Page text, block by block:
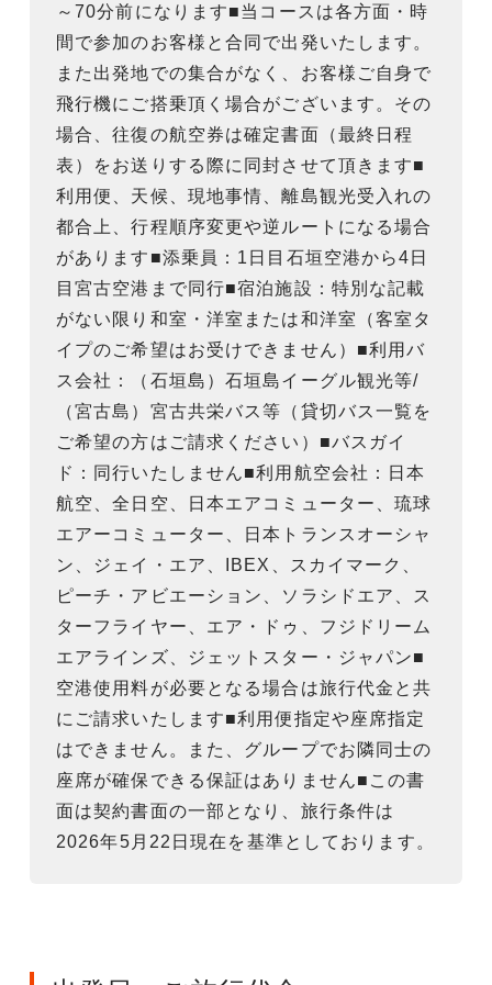
～70分前になります■当コースは各方面・時
間で参加のお客様と合同で出発いたします。
また出発地での集合がなく、お客様ご自身で
飛行機にご搭乗頂く場合がございます。その
場合、往復の航空券は確定書面（最終日程
表）をお送りする際に同封させて頂きます■
利用便、天候、現地事情、離島観光受入れの
都合上、行程順序変更や逆ルートになる場合
があります■添乗員：1日目石垣空港から4日
目宮古空港まで同行■宿泊施設：特別な記載
がない限り和室・洋室または和洋室（客室タ
イプのご希望はお受けできません）■利用バ
ス会社：（石垣島）石垣島イーグル観光等/
（宮古島）宮古共栄バス等（貸切バス一覧を
ご希望の方はご請求ください）■バスガイ
ド：同行いたしません■利用航空会社：日本
航空、全日空、日本エアコミューター、琉球
エアーコミューター、日本トランスオーシャ
ン、ジェイ・エア、IBEX、スカイマーク、
ピーチ・アビエーション、ソラシドエア、ス
ターフライヤー、エア・ドゥ、フジドリーム
エアラインズ、ジェットスター・ジャパン■
空港使用料が必要となる場合は旅行代金と共
にご請求いたします■利用便指定や座席指定
はできません。また、グループでお隣同士の
座席が確保できる保証はありません■この書
面は契約書面の一部となり、旅行条件は
2026年5月22日現在を基準としております。